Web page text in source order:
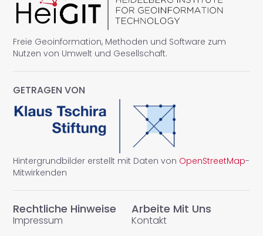
Freie Geoinformation, Methoden und Software zum
Nutzen von Umwelt und Gesellschaft.
Rechtliche Hinweise
Impressum
Arbeite Mit Uns
Kontakt
GETRAGEN VON
Hintergrundbilder erstellt mit Daten von OpenStreetMap-
Mitwirkenden